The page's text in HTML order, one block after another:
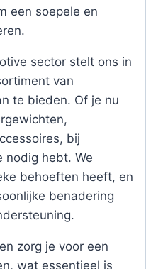
een soepele en
sector stelt ons in
van
te bieden. Of je nu
bij
nodig hebt. We
behoeften heeft, en
benadering
zorg je voor een
wat essentieel is